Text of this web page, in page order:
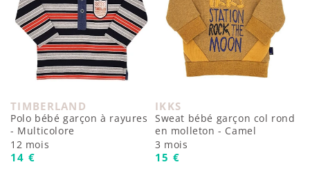
Fournisseur :
TIMBERLAND
Polo bébé garçon à rayures
- Multicolore
12 mois
Prix habituel
14 €
Fournisseur :
IKKS
Sweat bébé garçon col rond
en molleton - Camel
3 mois
Prix habituel
15 €